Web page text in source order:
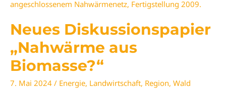
Neues Diskussionspapier
„Nahwärme aus
Biomasse?“
7. Mai 2024 / Energie, Landwirtschaft, Region, Wald